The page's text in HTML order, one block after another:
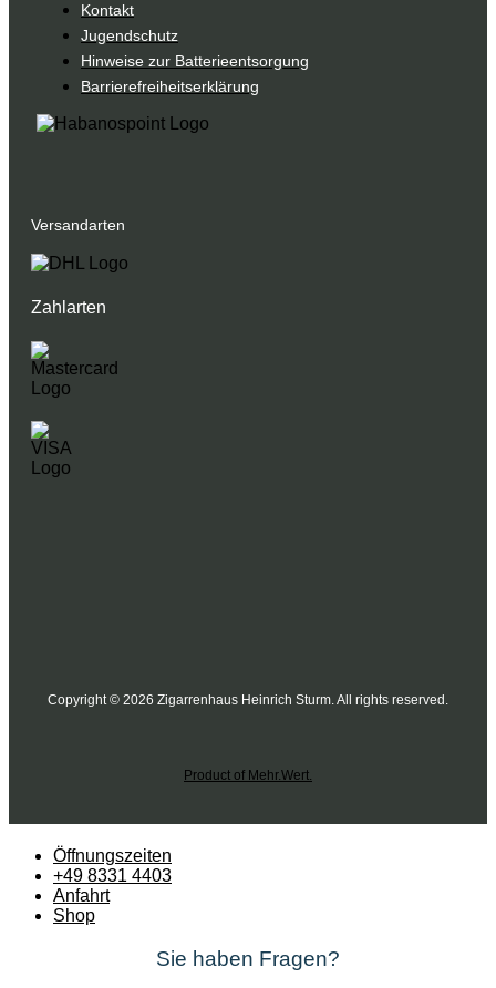
Kontakt
Jugendschutz
Hinweise zur Batterieentsorgung
Barrierefreiheitserklärung
Versandarten
Zahlarten
Copyright © 2026 Zigarrenhaus Heinrich Sturm. All rights reserved.
Product of Mehr.Wert.
Öffnungszeiten
+49 8331 4403
Anfahrt
Shop
Sie haben Fragen?